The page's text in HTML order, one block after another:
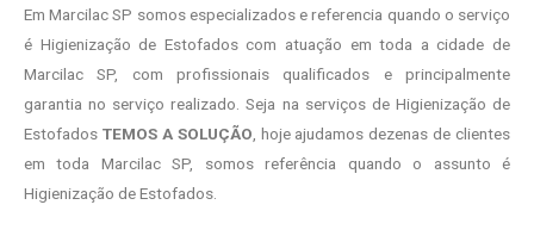
Em Marcilac SP somos especializados e referencia quando o serviço
é Higienização de Estofados com atuação em toda a cidade de
Marcilac SP, com profissionais qualificados e principalmente
garantia no serviço realizado. Seja na serviços de Higienização de
Estofados TEMOS A SOLUÇÃO , hoje ajudamos dezenas de clientes
em toda Marcilac SP, somos referência quando o assunto é
Higienização de Estofados.